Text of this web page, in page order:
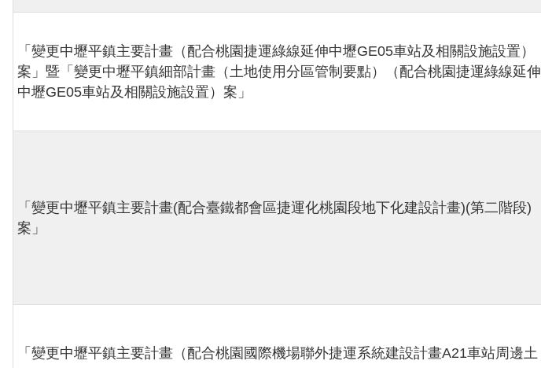
「變更中壢平鎮主要計畫（配合桃園捷運綠線延伸中壢GE05車站及相關設施設置）
案」暨「變更中壢平鎮細部計畫（土地使用分區管制要點）（配合桃園捷運綠線延伸
中壢GE05車站及相關設施設置）案」
「變更中壢平鎮主要計畫(配合臺鐵都會區捷運化桃園段地下化建設計畫)(第二階段)
案」
「變更中壢平鎮主要計畫（配合桃園國際機場聯外捷運系統建設計畫A21車站周邊土